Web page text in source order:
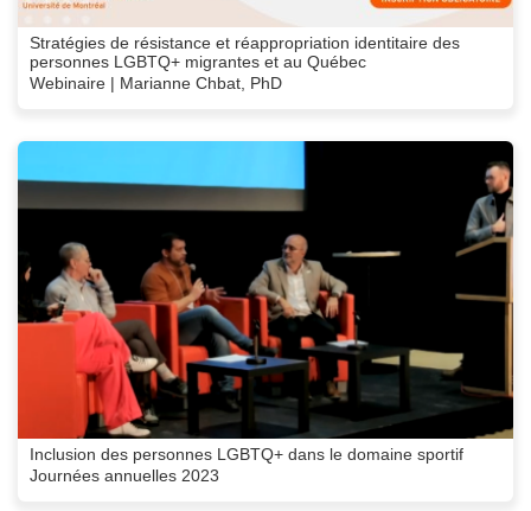
Stratégies de résistance et réappropriation identitaire des
personnes LGBTQ+ migrantes et au Québec
Webinaire | Marianne Chbat, PhD
Inclusion des personnes LGBTQ+ dans le domaine sportif
Journées annuelles 2023